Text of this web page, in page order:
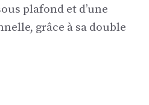
plafond et d’une
grâce à sa double